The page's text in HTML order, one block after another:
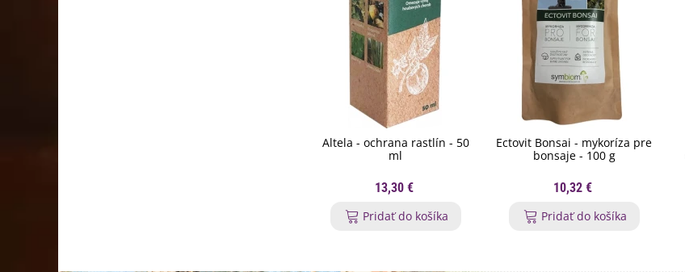
Altela - ochrana rastlín - 50
ml
13,30 €
Pridať do košíka
Ectovit Bonsai - mykoríza pre
bonsaje - 100 g
10,32 €
Pridať do košíka